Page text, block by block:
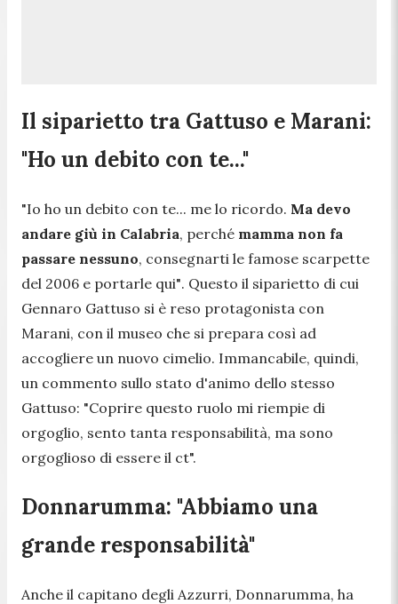
Il siparietto tra Gattuso e Marani:
"Ho un debito con te..."
"Io ho un debito con te... me lo ricordo. Ma devo
andare giù in Calabria, perché mamma non fa
passare nessuno, consegnarti le famose scarpette
del 2006 e portarle qui". Questo il siparietto di cui
Gennaro Gattuso si è reso protagonista con
Marani, con il museo che si prepara così ad
accogliere un nuovo cimelio. Immancabile, quindi,
un commento sullo stato d'animo dello stesso
Gattuso: "Coprire questo ruolo mi riempie di
orgoglio, sento tanta responsabilità, ma sono
orgoglioso di essere il ct".
Donnarumma: "Abbiamo una
grande responsabilità"
Anche il capitano degli Azzurri, Donnarumma, ha